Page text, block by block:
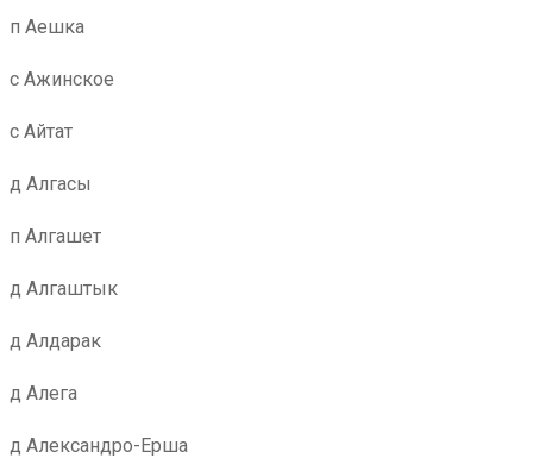
п Аешка
с Ажинское
с Айтат
д Алгасы
п Алгашет
д Алгаштык
д Алдарак
д Алега
д Александро-Ерша